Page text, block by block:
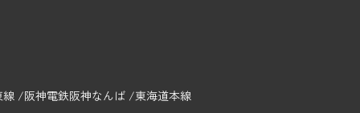
線 阪神電鉄阪神なんば 東海道本線